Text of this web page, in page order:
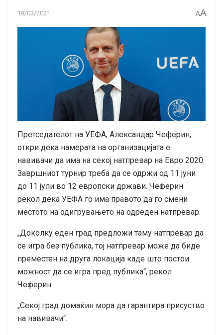
18/03/2021 AA
Претседателот на УЕФА, Александар Чеферин,
откри дека намерата на организацијата е
навивачи да има на секој натпревар на Евро 2020.
Завршниот турнир треба да се одржи од 11 јуни
до 11 јули во 12 европски држави. Чеферин
рекол дека УЕФА го има правото да го смени
местото на одигрувањето на одреден натпревар.
„Доколку еден град предложи таму натпревар да
се игра без публика, тој натпревар може да биде
преместен на друга локација каде што постои
можност да се игра пред публика“, рекол
Чеферин.
„Секој град домаќин мора да гарантира присуство
на навивачи“.